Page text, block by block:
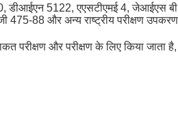
5122, एएसटीएमई 4, जेआईएस बी
475-88 और अन्य राष्ट्रीय परीक्षण उपकरण
परीक्षण और परीक्षण के लिए किया जाता